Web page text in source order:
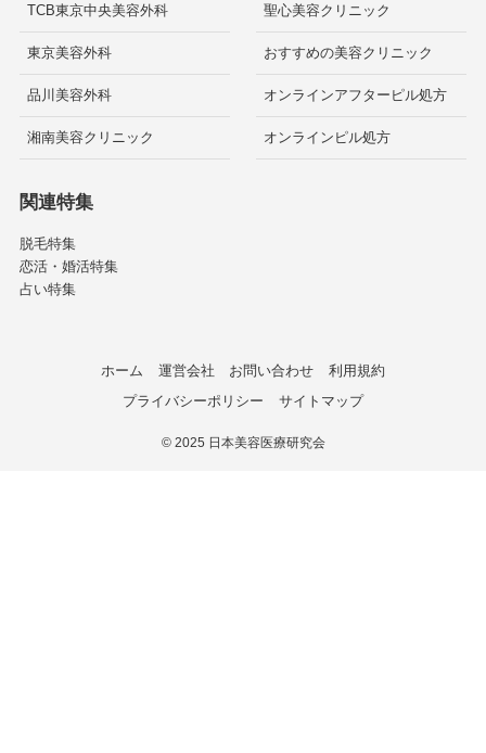
TCB東京中央美容外科
東京美容外科
品川美容外科
湘南美容クリニック
聖心美容クリニック
おすすめの美容クリニック
オンラインアフターピル処方
オンラインピル処方
関連特集
脱毛特集
恋活・婚活特集
占い特集
ホーム 運営会社 お問い合わせ
利用規約
プライバシーポリシー
サイトマップ
©2025 日本美容医療研究会